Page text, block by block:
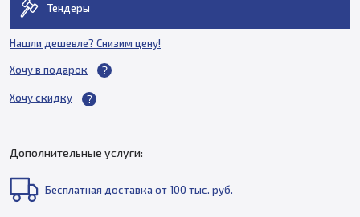
Тендеры
Нашли дешевле? Снизим цену!
Хочу в подарок
Хочу скидку
Дополнительные услуги:
Бесплатная доставка от 100 тыс. руб.